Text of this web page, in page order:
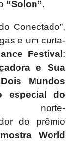
“Solon”.
Conectado”,
e um curta-
Festival :
e Sua
Mundos
especial do
do prêmio
World